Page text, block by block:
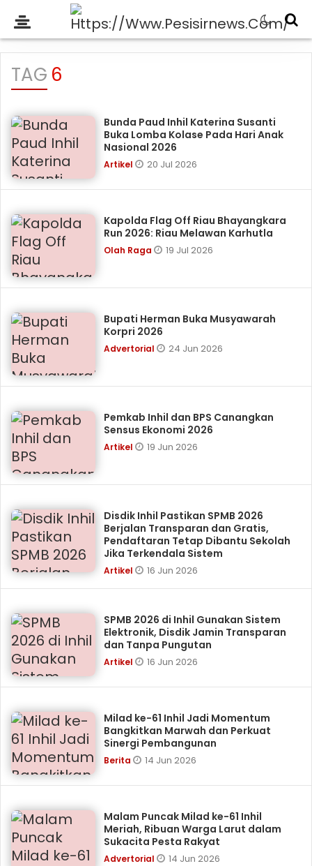
TAG 6
Bunda Paud Inhil Katerina Susanti
Buka Lomba Kolase Pada Hari Anak
Nasional 2026
Artikel 20 Jul 2026
Kapolda Flag Off Riau Bhayangkara
Run 2026: Riau Melawan Karhutla
Olah Raga 19 Jul 2026
Bupati Herman Buka Musyawarah
Korpri 2026
Advertorial 24 Jun 2026
Pemkab Inhil dan BPS Canangkan
Sensus Ekonomi 2026
Artikel 19 Jun 2026
Disdik Inhil Pastikan SPMB 2026
Berjalan Transparan dan Gratis,
Pendaftaran Tetap Dibantu Sekolah
Jika Terkendala Sistem
Artikel 16 Jun 2026
SPMB 2026 di Inhil Gunakan Sistem
Elektronik, Disdik Jamin Transparan
dan Tanpa Pungutan
Artikel 16 Jun 2026
Milad ke-61 Inhil Jadi Momentum
Bangkitkan Marwah dan Perkuat
Sinergi Pembangunan
Berita 14 Jun 2026
Malam Puncak Milad ke-61 Inhil
Meriah, Ribuan Warga Larut dalam
Sukacita Pesta Rakyat
Advertorial 14 Jun 2026